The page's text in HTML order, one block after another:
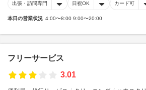
出張・訪問専門 日祝OK カード可
本日の営業状況 4:00〜8:00 9:00〜20:00
フリーサービス
3.01